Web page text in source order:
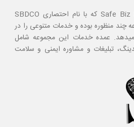
مجموعه Safe Biz Design Pty Ltd که با نام احتصاری SBDCO
منظوره بوده و خدمات متنوعی را در
میدهد. عمده خدمات این مجموعه شامل
تبلیغات و مشاوره ایمنی و سلامت